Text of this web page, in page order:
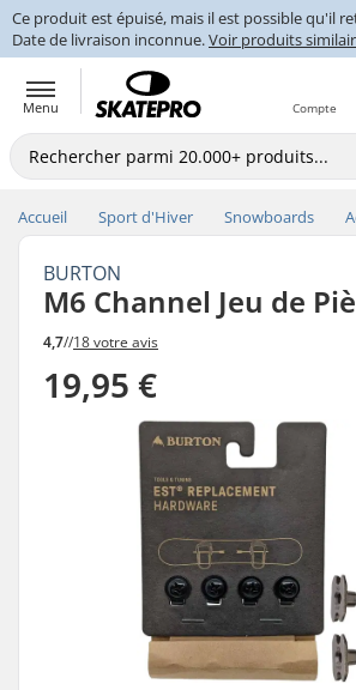
Ce produit est épuisé, mais il est possible qu'il
Date de livraison inconnue.Voir produits
Menu Compte
Accueil Sport d'Hiver Snowboards
BURTON
M6 Channel Jeu de
4,7//18 votre avis
19,95 €